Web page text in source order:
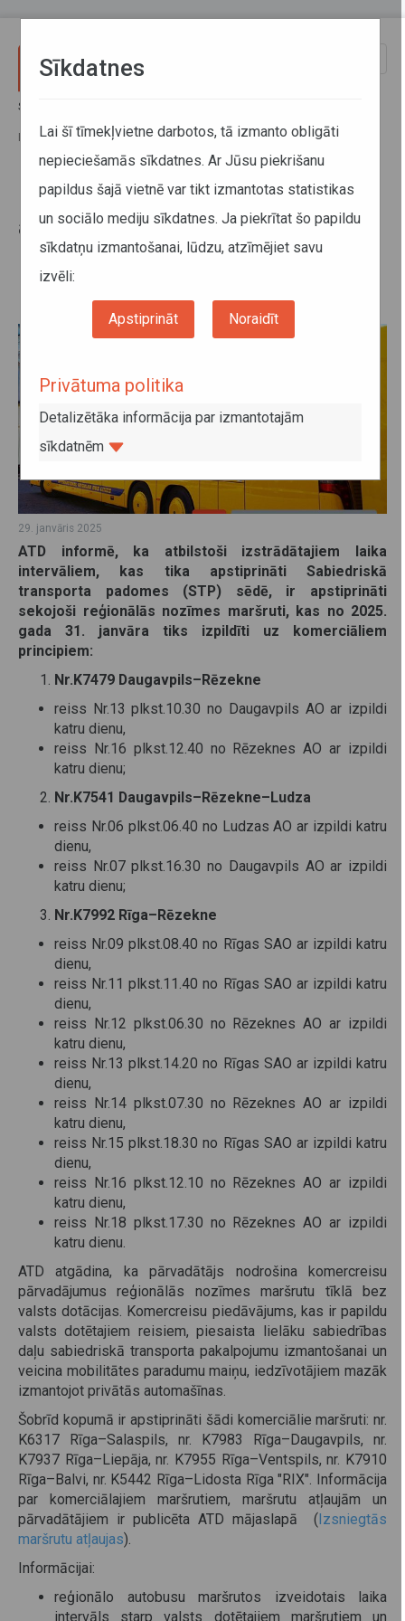
Sākums
Rīga–Rēzekne, Daugavpils–Rēzekne un Daugavpils–Rēzekne–Ludza
No 31. janvāra tiks uzsākta
autobusu komercreisu izpilde
maršrutos Rīga–Rēzekne,
Daugavpils–Rēzekne un
Daugavpils–Rēzekne–Ludza
29. janvāris 2025
ATD informē, ka atbilstoši izstrādātajiem laika
intervāliem, kas tika apstiprināti Sabiedriskā
transporta padomes (STP) sēdē, ir apstiprināti
sekojoši reģionālās nozīmes maršruti, kas no 2025.
gada 31. janvāra tiks izpildīti uz komerciāliem
principiem:
Nr.K7479 Daugavpils–Rēzekne
reiss Nr.13 plkst.10.30 no Daugavpils AO ar izpildi
katru dienu,
reiss Nr.16 plkst.12.40 no Rēzeknes AO ar izpildi
katru dienu;
Nr.K7541 Daugavpils–Rēzekne–Ludza
reiss Nr.06 plkst.06.40 no Ludzas AO ar izpildi katru
dienu,
reiss Nr.07 plkst.16.30 no Daugavpils AO ar izpildi
katru dienu;
Nr.K7992 Rīga–Rēzekne
reiss Nr.09 plkst.08.40 no Rīgas SAO ar izpildi katru
dienu,
reiss Nr.11 plkst.11.40 no Rīgas SAO ar izpildi katru
dienu,
reiss Nr.12 plkst.06.30 no Rēzeknes AO ar izpildi
katru dienu,
reiss Nr.13 plkst.14.20 no Rīgas SAO ar izpildi katru
dienu,
reiss Nr.14 plkst.07.30 no Rēzeknes AO ar izpildi
katru dienu,
reiss Nr.15 plkst.18.30 no Rīgas SAO ar izpildi katru
dienu,
reiss Nr.16 plkst.12.10 no Rēzeknes AO ar izpildi
katru dienu,
reiss Nr.18 plkst.17.30 no Rēzeknes AO ar izpildi
katru dienu.
ATD atgādina, ka pārvadātājs nodrošina komercreisu
pārvadājumus reģionālās nozīmes maršrutu tīklā bez
valsts dotācijas. Komercreisu piedāvājums, kas ir papildu
valsts dotētajiem reisiem, piesaista lielāku sabiedrības
daļu sabiedriskā transporta pakalpojumu izmantošanai un
veicina mobilitātes paradumu maiņu, iedzīvotājiem mazāk
izmantojot privātās automašīnas.
Šobrīd kopumā ir apstiprināti šādi komerciālie maršruti: nr.
K6317 Rīga–Salaspils, nr. K7983 Rīga–Daugavpils, nr.
K7937 Rīga–Liepāja, nr. K7955 Rīga–Ventspils, nr. K7910
Rīga–Balvi, nr. K5442 Rīga–Lidosta Rīga "RIX". Informācija
par komerciālajiem maršrutiem, maršrutu atļaujām un
pārvadātājiem ir publicēta ATD mājaslapā (Izsniegtās
maršrutu atļaujas).
Informācijai:
reģionālo autobusu maršrutos izveidotais laika
intervāls starp valsts dotētajiem maršrutiem un
Sīkdatnes
Lai šī tīmekļvietne darbotos, tā izmanto obligāti
nepieciešamās sīkdatnes. Ar Jūsu piekrišanu
papildus šajā vietnē var tikt izmantotas statistikas
un sociālo mediju sīkdatnes. Ja piekrītat šo papildu
sīkdatņu izmantošanai, lūdzu, atzīmējiet savu
izvēli:
Apstiprināt Noraidīt
Privātuma politika
Detalizētāka informācija par izmantotajām
sīkdatnēm